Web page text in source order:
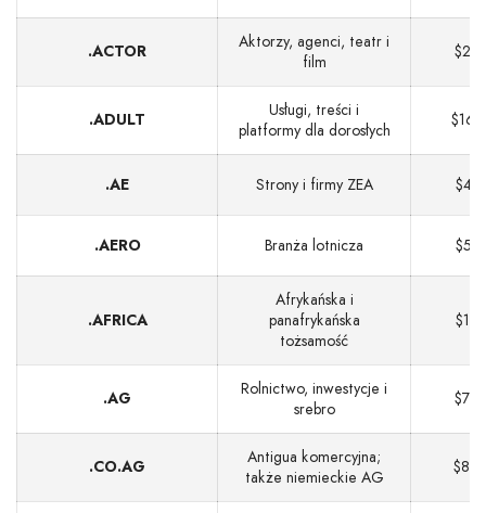
.ACTOR
Aktorzy, agenci, teatr i
film
$24
.ADULT
Usługi, treści i
platformy dla dorosłych
$161
.AE Strony i firmy ZEA $41
.AERO Branża lotnicza $51
.AFRICA
Afrykańska i
panafrykańska
tożsamość
$15
.AG
Rolnictwo, inwestycje i
srebro
$73
.CO.AG
Antigua komercyjna;
także niemieckie AG
$89